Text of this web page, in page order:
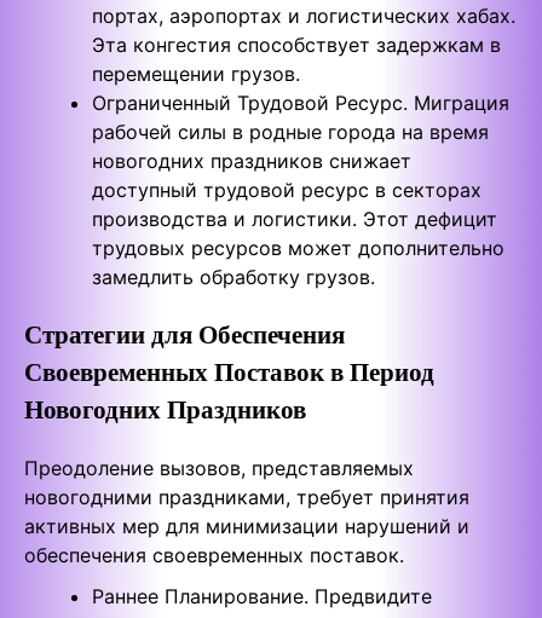
портах, аэропортах и логистических хабах.
Эта конгестия способствует задержкам в
перемещении грузов.
Ограниченный Трудовой Ресурс. Миграция
рабочей силы в родные города на время
новогодних праздников снижает
доступный трудовой ресурс в секторах
производства и логистики. Этот дефицит
трудовых ресурсов может дополнительно
замедлить обработку грузов.
Стратегии для Обеспечения
Своевременных Поставок в Период
Новогодних Праздников
Преодоление вызовов, представляемых
новогодними праздниками, требует принятия
активных мер для минимизации нарушений и
обеспечения своевременных поставок.
Раннее Планирование. Предвидите